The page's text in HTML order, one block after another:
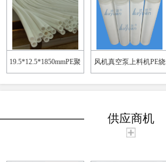
19.5*12.5*1850mmPE聚
乙烯粉末烧结膜管滤芯
风机真空泵上料机PE烧
结滤芯
供应商机